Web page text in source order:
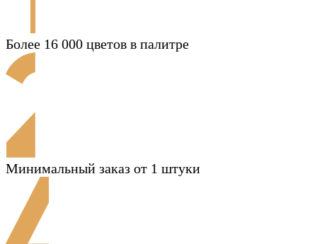
Более 16 000 цветов в палитре
Минимальный заказ от 1 штуки